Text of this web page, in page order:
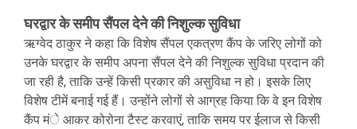
घरद्वार के समीप सैंपल देने की निशुल्क सुविधा
ऋग्वेद ठाकुर ने कहा कि विशेष सैंपल एकत्रण कैंप के जरिए लोगों को
उनके घरद्वार के समीप अपना सैंपल देने की निशुल्क सुविधा प्रदान की
जा रही है, ताकि उन्हें किसी प्रकार की असुविधा न हो। इसके लिए
विशेष टीमें बनाई गई हैं। उन्होंने लोगों से आग्रह किया कि वे इन विशेष
कैंप मंे आकर कोरोना टैस्ट करवाएं, ताकि समय पर ईलाज से किसी